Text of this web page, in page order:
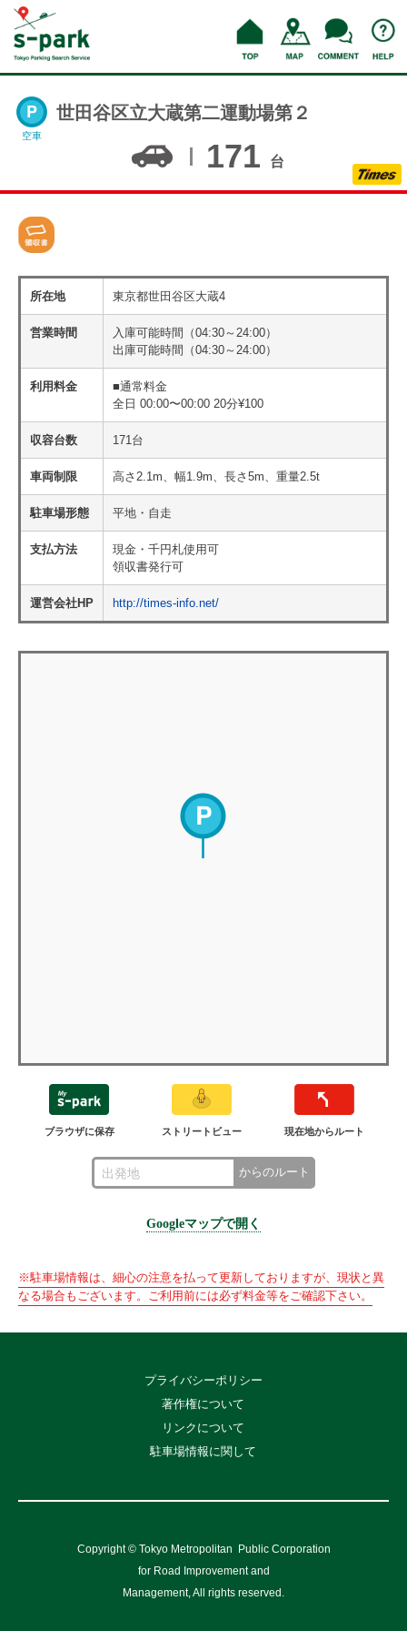
空車
世田谷区立大蔵第二運動場第２
171 台
所在地 東京都世田谷区大蔵4
営業時間
入庫可能時間（04:30～24:00）
出庫可能時間（04:30～24:00）
利用料金
■通常料金
全日 00:00〜00:00 20分¥100
収容台数 171台
車両制限 高さ2.1m、幅1.9m、長さ5m、重量2.5t
駐車場形態 平地・自走
支払方法
現金・千円札使用可
領収書発行可
運営会社HP http://times-info.net/
ブラウザに保存 ストリートビュー 現在地からルート
からのルート
Googleマップで開く
※駐車場情報は、細心の注意を払って更新しておりますが、現状と異
なる場合もございます。ご利用前には必ず料金等をご確認下さい。
プライバシーポリシー
著作権について
リンクについて
駐車場情報に関して
Copyright © Tokyo Metropolitan
Public Corporation
for Road Improvement and
Management, All rights reserved.